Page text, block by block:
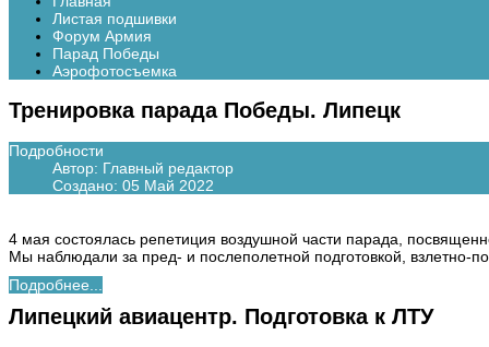
Листая подшивки
Форум Армия
Парад Победы
Аэрофотосъемка
Тренировка парада Победы. Липецк
Подробности
Автор: Главный редактор
Создано: 05 Май 2022
4 мая состоялась репетиция воздушной части парада,
Мы наблюдали за пред- и послеполетной подготовкой,
Подробнее...
Липецкий авиацентр. Подготовка к ЛТУ